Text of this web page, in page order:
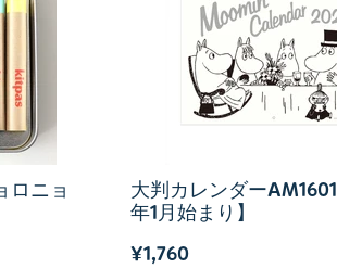
ロニョ
大判カレンダー
年1月始まり】
¥1,760